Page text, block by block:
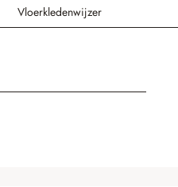
Vloerkledenwijzer